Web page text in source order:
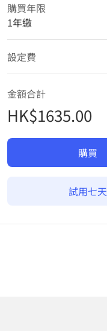
購買年限
1年繳
設定費
金額合計
HK$1635.00
購買
試用七天